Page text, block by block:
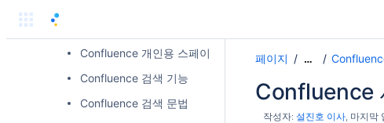
Confluence 개인용 스페이스 생성
Confluence 검색 기능
Confluence 검색 문법
페이지 …
Confluence
작성자: 설진호 이사, 마지막